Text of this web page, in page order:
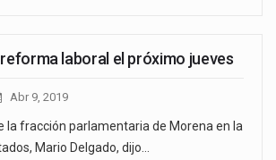
laboral el próximo jueves
Abr 9, 2019
la fracción parlamentaria de Morena en la
Mario Delgado, dijo…